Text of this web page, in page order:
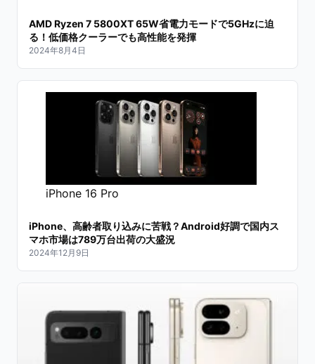
AMD Ryzen 7 5800XT 65W省電力モードで5GHzに迫
る！低価格クーラーでも高性能を発揮
2024年8月4日
iPhone 16 Pro
iPhone、高齢者取り込みに苦戦？Android好調で国内ス
マホ市場は789万台出荷の大盛況
2024年12月9日